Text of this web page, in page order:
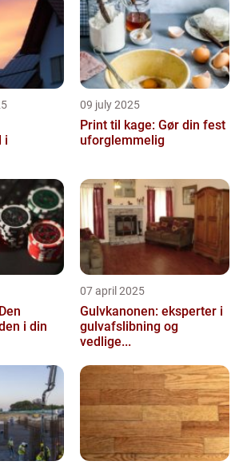
i
09 july 2025
Print til kage: Gør din fest
uforglemmelig
i din
07 april 2025
Gulvkanonen: eksperter i
gulvafslibning og
vedlige...